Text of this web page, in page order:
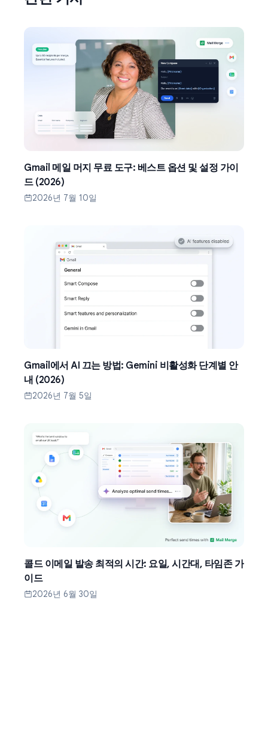
Gmail 메일 머지 무료 도구: 베스트 옵션 및 설정 가이
드 (2026)
2026년 7월 10일
Gmail에서 AI 끄는 방법: Gemini 비활성화 단계별 안
내 (2026)
2026년 7월 5일
콜드 이메일 발송 최적의 시간: 요일, 시간대, 타임존 가
이드
2026년 6월 30일